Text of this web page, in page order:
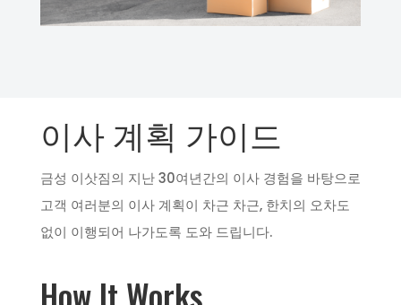
이사 계획 가이드
금성 이삿짐의 지난 30여년간의 이사 경험을 바탕으로
고객 여러분의 이사 계획이 차근 차근, 한치의 오차도
없이 이행되어 나가도록 도와 드립니다.
How It Works